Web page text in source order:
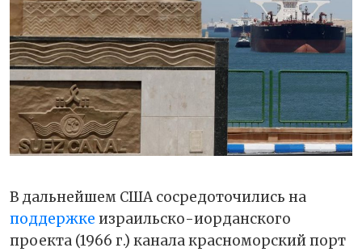
В дальнейшем США сосредоточились на
поддержке израильско-иорданского
проекта (1966 г.) канала красноморский порт